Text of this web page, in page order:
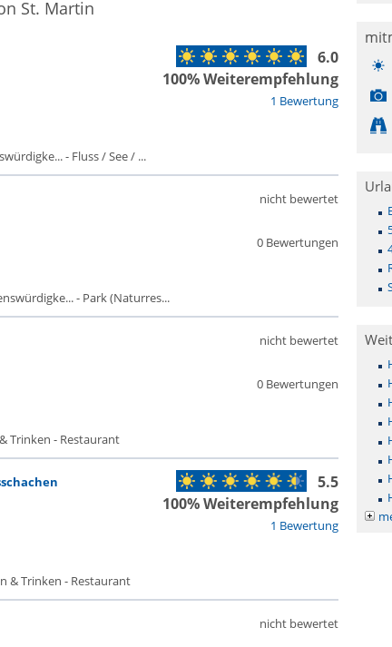
St. Martin
1 Bewertung
6.0
100% Weiterempfehlung
- Fluss / See / ...
0 Bewertungen
nicht bewertet
- Park (Naturres...
0 Bewertungen
nicht bewertet
Trinken - Restaurant
1 Bewertung
5.5
100% Weiterempfehlung
& Trinken - Restaurant
nicht bewertet